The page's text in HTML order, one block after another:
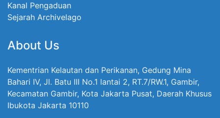
Kanal Pengaduan
Sejarah Archivelago
About Us
Kementrian Kelautan dan Perikanan, Gedung Mina
Bahari IV, Jl. Batu III No.1 lantai 2, RT.7/RW.1, Gambir,
Kecamatan Gambir, Kota Jakarta Pusat, Daerah Khusus
Ibukota Jakarta 10110